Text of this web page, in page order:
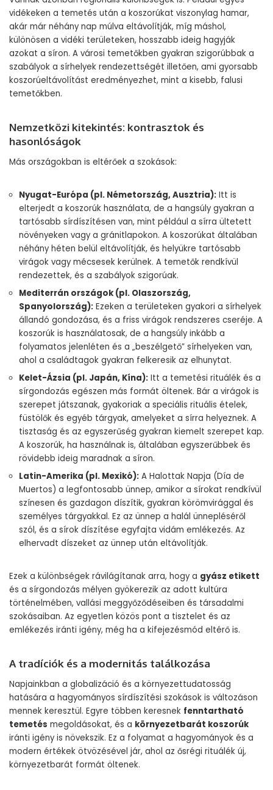
vidékeken a temetés után a koszorúkat viszonylag hamar,
akár már néhány nap múlva eltávolítják, míg máshol,
különösen a vidéki területeken, hosszabb ideig hagyják
azokat a síron. A városi temetőkben gyakran szigorúbbak a
szabályok a sírhelyek rendezettségét illetően, ami gyorsabb
koszorúeltávolítást eredményezhet, mint a kisebb, falusi
temetőkben.
Nemzetközi kitekintés: kontrasztok és
hasonlóságok
Más országokban is eltérőek a szokások:
Nyugat-Európa (pl. Németország, Ausztria): Itt is
elterjedt a koszorúk használata, de a hangsúly gyakran a
tartósabb sírdíszítésen van, mint például a sírra ültetett
növényeken vagy a gránitlapokon. A koszorúkat általában
néhány héten belül eltávolítják, és helyükre tartósabb
virágok vagy mécsesek kerülnek. A temetők rendkívül
rendezettek, és a szabályok szigorúak.
Mediterrán országok (pl. Olaszország,
Spanyolország): Ezeken a területeken gyakori a sírhelyek
állandó gondozása, és a friss virágok rendszeres cseréje. A
koszorúk is használatosak, de a hangsúly inkább a
folyamatos jelenléten és a „beszélgető” sírhelyeken van,
ahol a családtagok gyakran felkeresik az elhunytat.
Kelet-Ázsia (pl. Japán, Kína): Itt a temetési rituálék és a
sírgondozás egészen más formát öltenek. Bár a virágok is
szerepet játszanak, gyakoriak a speciális rituális ételek,
füstölők és egyéb tárgyak, amelyeket a sírra helyeznek. A
tisztaság és az egyszerűség gyakran kiemelt szerepet kap.
A koszorúk, ha használnak is, általában egyszerűbbek és
rövidebb ideig maradnak a síron.
Latin-Amerika (pl. Mexikó): A Halottak Napja (Día de
Muertos) a legfontosabb ünnep, amikor a sírokat rendkívül
színesen és gazdagon díszítik, gyakran körömvirággal és
személyes tárgyakkal. Ez az ünnep a halál ünnepléséről
szól, és a sírok díszítése egyfajta vidám emlékezés. Az
elhervadt díszeket az ünnep után eltávolítják.
Ezek a különbségek rávilágítanak arra, hogy a gyász etikett
és a sírgondozás mélyen gyökerezik az adott kultúra
történelmében, vallási meggyőződéseiben és társadalmi
szokásaiban. Az egyetlen közös pont a tisztelet és az
emlékezés iránti igény, még ha a kifejezésmód eltérő is.
A tradíciók és a modernitás találkozása
Napjainkban a globalizáció és a környezettudatosság
hatására a hagyományos sírdíszítési szokások is változáson
mennek keresztül. Egyre többen keresnek fenntartható
temetés megoldásokat, és a környezetbarát koszorúk
iránti igény is növekszik. Ez a folyamat a hagyományok és a
modern értékek ötvözésével jár, ahol az ősrégi rituálék új,
környezetbarát formát öltenek.